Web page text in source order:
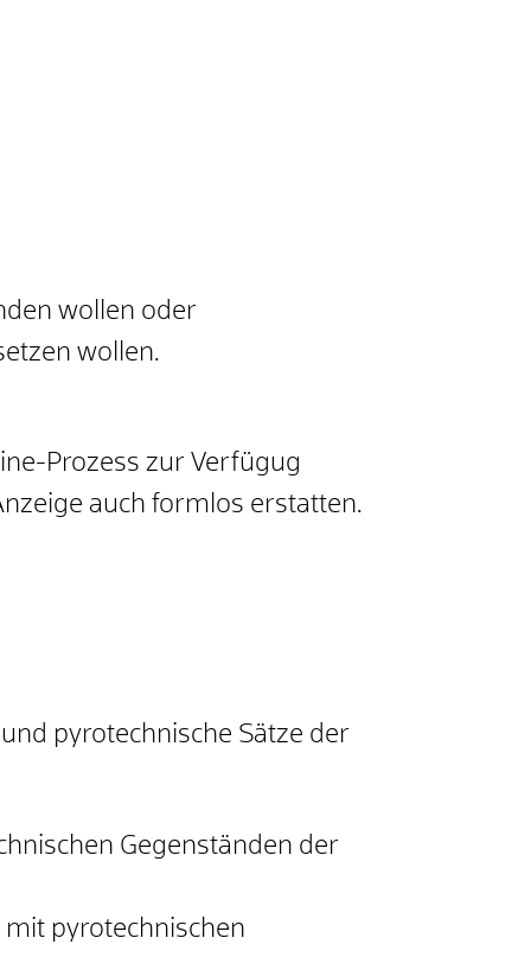
wollen oder
wollen.
Prozess zur Verfügug
auch formlos erstatten.
pyrotechnische Sätze der
Gegenständen der
pyrotechnischen